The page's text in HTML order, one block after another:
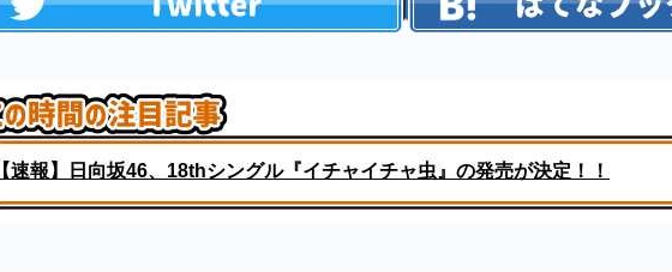
【速報】日向坂46、18thシングル『イチャイチャ虫』の発売が決定！！